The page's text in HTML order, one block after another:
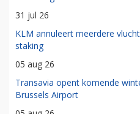
31 jul 26
KLM annuleert meerdere
staking
05 aug 26
Transavia opent komende
Brussels Airport